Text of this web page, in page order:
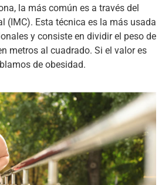
la más común es a través del
(IMC). Esta técnica es la más usada
y consiste en dividir el peso de
metros al cuadrado. Si el valor es
de obesidad.